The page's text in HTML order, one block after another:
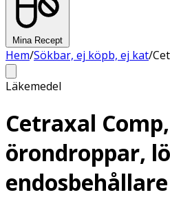
Mina Recept
Hem/Sökbar, ej köpb, ej kat/
Läkemedel
Cetraxal Comp,
örondroppar,